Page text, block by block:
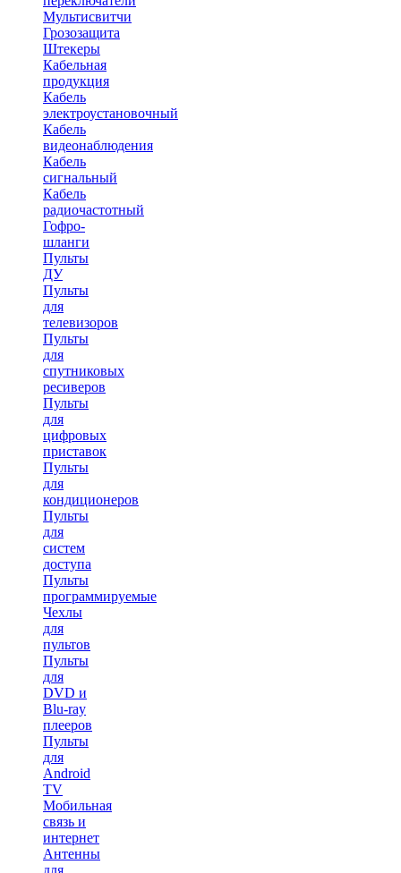
Мультисвитчи
Грозозащита
Штекеры
Кабельная
продукция
Кабель
электроустановочный
Кабель
видеонаблюдения
Кабель
сигнальный
Кабель
радиочастотный
Гофро-
шланги
Пульты
ДУ
Пульты
для
телевизоров
Пульты
для
спутниковых
ресиверов
Пульты
для
цифровых
приставок
Пульты
для
кондиционеров
Пульты
для
систем
доступа
Пульты
программируемые
Чехлы
для
пультов
Пульты
для
DVD и
Blu-ray
плееров
Пульты
для
Android
TV
Мобильная
связь и
интернет
Антенны
для